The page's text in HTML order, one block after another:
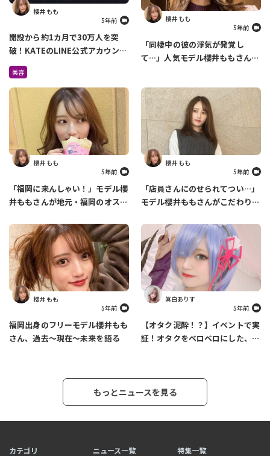
櫻井 もも
5年前
開設から約1カ月で30万人を突
破！KATEのLINE公式アカウント
でできるメイク診断がすごすぎ
る！
美容
櫻井 もも
5年前
「同棲中の彼の浮気が発覚し
て…」人気モデル櫻井ももさんが
櫻井 もも
5年前
「福岡に来んしゃい！」モデル櫻
井ももさんが地元・福岡のオスス
櫻井 もも
5年前
「店員さんにのせられてつい…」
モデル櫻井ももさんがこだわりの
櫻井 もも
5年前
福岡出身のフリーモデル櫻井もも
さん、過去～現在～未来を語る
眞白ありす
5年前
【オタク泥酔！？】イベントで実
証！オタクをベロベロにした、あ
もっとニュースを見る
カテゴリ
ニュース一覧
特集一覧